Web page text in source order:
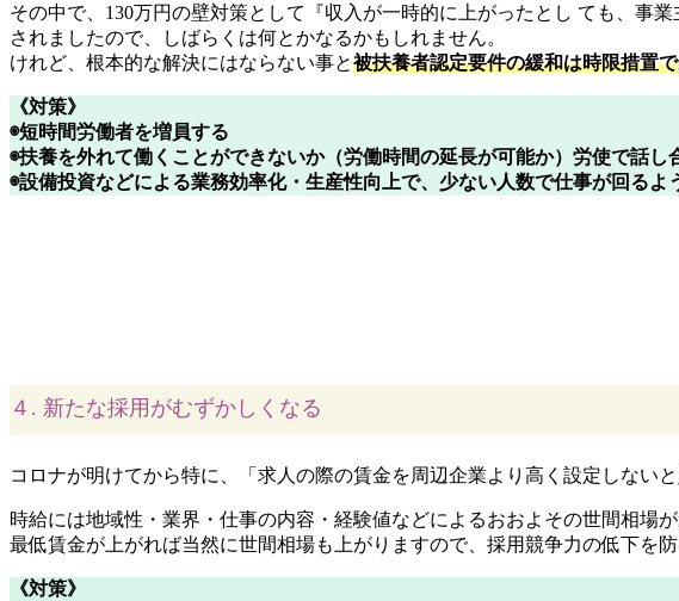
その中で、130万円の壁対策として『収入が一時的に上がったとし ても、事
されましたので、しばらくは何とかなるかもしれません。
けれど、根本的な解決にはならない事と被扶養者認定要件の緩和は時限措置
《対策》
◉短時間労働者を増員する
◉扶養を外れて働くことができないか（労働時間の延長が可能か）労使で話し
◉設備投資などによる業務効率化・生産性向上で、少ない人数で仕事が回るよ
４. 新たな採用がむずかしくなる
コロナが明けてから特に、「求人の際の賃金を周辺企業より高く設定しない
時給には地域性・業界・仕事の内容・経験値などによるおおよその世間相場が
最低賃金が上がれば当然に世間相場も上がりますので、採用競争力の低下を
《対策》